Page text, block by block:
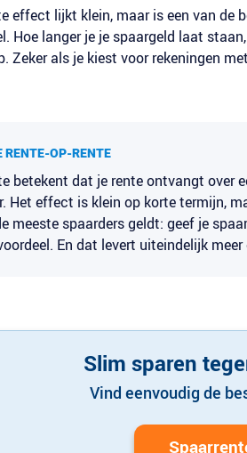
effect lijkt klein, maar is een van de
Hoe langer je je spaargeld laat
Zeker als je kiest voor rekeningen
RENTE-OP-RENTE
betekent dat je rente ontvangt over
Het effect is klein op korte termijn,
meeste spaarders geldt: geef je
En dat levert uiteindelijk
Slim sparen
Vind eenvoudig de